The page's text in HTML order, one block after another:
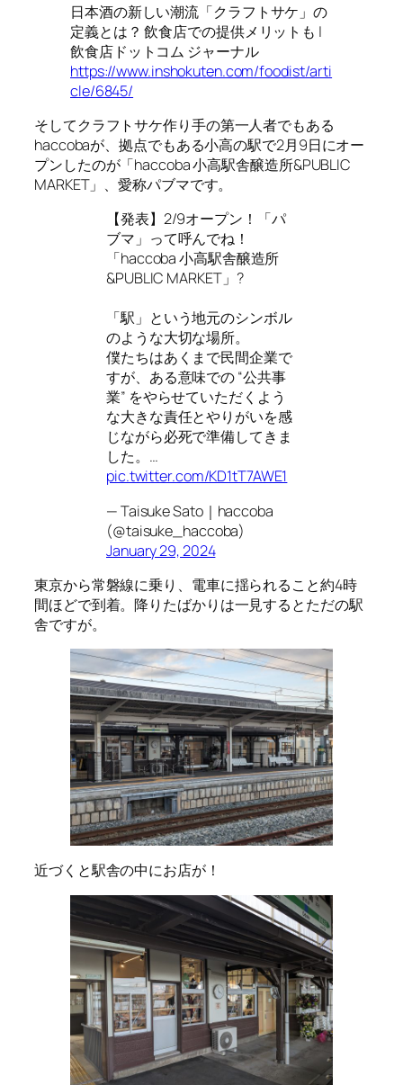
日本酒の新しい潮流「クラフトサケ」の
定義とは？ 飲食店での提供メリットも |
飲食店ドットコム ジャーナル
https://www.inshokuten.com/foodist/arti
cle/6845/
そしてクラフトサケ作り手の第一人者でもある
haccobaが、拠点でもある小高の駅で2月9日にオー
プンしたのが「haccoba 小高駅舎醸造所&PUBLIC
MARKET」、愛称パブマです。
【発表】2/9オープン！「パ
ブマ」って呼んでね！
「haccoba 小高駅舎醸造所
&PUBLIC MARKET」?
「駅」という地元のシンボル
のような大切な場所。
僕たちはあくまで民間企業で
すが、ある意味での “公共事
業” をやらせていただくよう
な大きな責任とやりがいを感
じながら必死で準備してきま
した。…
pic.twitter.com/KD1tT7AWE1
— Taisuke Sato｜haccoba
(@taisuke_haccoba)
January 29, 2024
東京から常磐線に乗り、電車に揺られること約4時
間ほどで到着。降りたばかりは一見するとただの駅
舎ですが。
近づくと駅舎の中にお店が！